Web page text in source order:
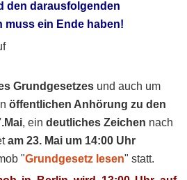
den darausfolgenden
ein Ende haben!
Grundgesetzes und auch um
öffentlichen Anhörung zu den
, ein deutliches Zeichen nach
am 23. Mai um 14:00 Uhr
"Grundgesetz lesen" statt.